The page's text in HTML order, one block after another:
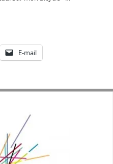
E-mail